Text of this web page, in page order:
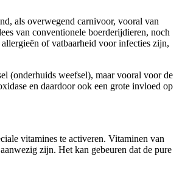
als overwegend carnivoor, vooral van
van conventionele boerderijdieren, noch
allergieën of vatbaarheid voor infecties zijn,
(onderhuids weefsel), maar vooral voor de
en daardoor ook een grote invloed op
vitamines te activeren. Vitaminen van
zijn. Het kan gebeuren dat de pure